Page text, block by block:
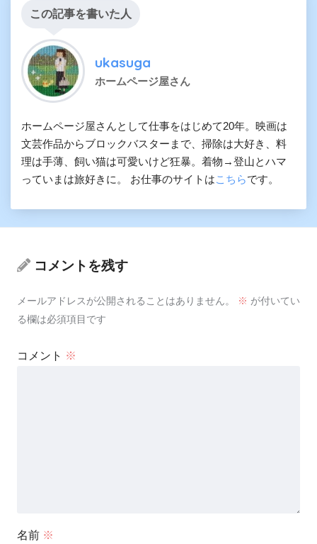
この記事を書いた人
ukasuga
ホームページ屋さん
ホームページ屋さんとして仕事をはじめて20年。映画は
文芸作品からブロックバスターまで、掃除は大好き、料
理は手薄、飼い猫は可愛いけど狂暴。着物→登山とハマ
っていまは旅好きに。 お仕事のサイトはこちらです。
コメントを残す
メールアドレスが公開されることはありません。 ※ が付いてい
る欄は必須項目です
コメント ※
名前 ※